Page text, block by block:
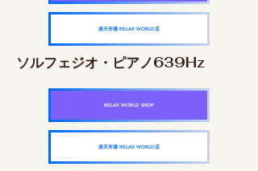
楽天市場 RELAX WORLD店
ソルフェジオ・ピアノ639Hz
RELAX WORLD SHOP
楽天市場 RELAX WORLD店